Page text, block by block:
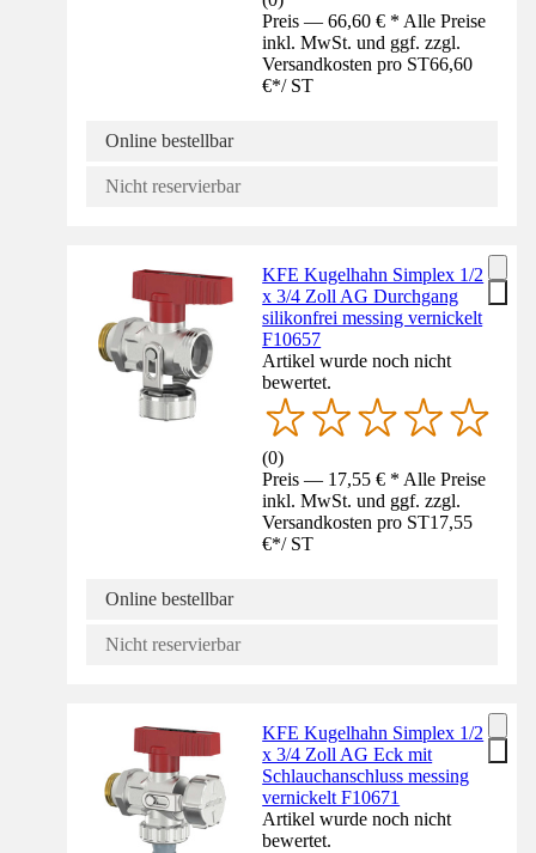
Preis — 66,60 € * Alle Preise
inkl. MwSt. und ggf. zzgl.
Versandkosten pro ST66,60
€*/ ST
Online bestellbar
Nicht reservierbar
KFE Kugelhahn Simplex 1/2
x 3/4 Zoll AG Durchgang
silikonfrei messing vernickelt
F10657
Artikel wurde noch nicht
bewertet.
(0)
Preis — 17,55 € * Alle Preise
inkl. MwSt. und ggf. zzgl.
Versandkosten pro ST17,55
€*/ ST
Online bestellbar
Nicht reservierbar
KFE Kugelhahn Simplex 1/2
x 3/4 Zoll AG Eck mit
Schlauchanschluss messing
vernickelt F10671
Artikel wurde noch nicht
bewertet.